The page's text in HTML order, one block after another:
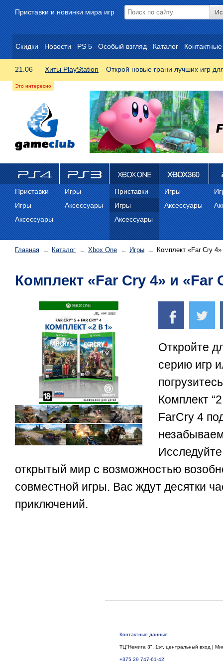
Приставки и новинки мира игр
Скидки Новости PS 5 Особый взгляд Каталог
21.06 Хиты PlayStation Открой новые грани лучших игр
ps4
Приставки
Игры
Аксессуары
PS3
Игры
Аксессуары
Xbox One
Приставки
Игры
Аксессуары
Xbox 360
Игры
Аксессуары
Главная Каталог Xbox One Игры Комплект «Far Cry
Комплект «Far Cry 4» и «Far
Откройте
серию игр
Комплект
FarCry 4
открытый мир с возможностью
совместной игры. Вас ждут десятки
приключений.
Контактные данные
ТЦ"Немига 3", 1эт, центральный вход |
+375 29 747-61-42